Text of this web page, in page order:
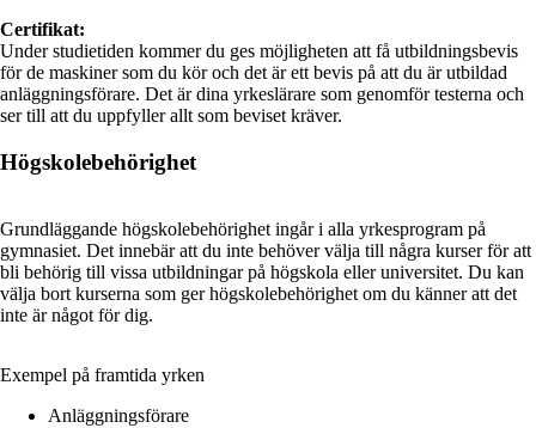
Certifikat:
Under studietiden kommer du ges möjligheten att få utbildningsbevis
för de maskiner som du kör och det är ett bevis på att du är utbildad
anläggningsförare. Det är dina yrkeslärare som genomför testerna och
ser till att du uppfyller allt som beviset kräver.
Högskolebehörighet
Grundläggande högskolebehörighet ingår i alla yrkesprogram på
gymnasiet. Det innebär att du inte behöver välja till några kurser för att
bli behörig till vissa utbildningar på högskola eller universitet. Du kan
välja bort kurserna som ger högskolebehörighet om du känner att det
inte är något för dig.
Exempel på framtida yrken
Anläggningsförare